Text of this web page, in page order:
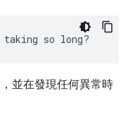
so long?
並在發現任何異常時